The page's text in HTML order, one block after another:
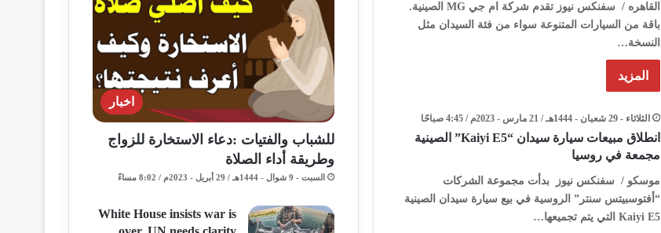
القاهره / سفنكس نيوز تقدم شركة ام جي MG الصينية.
باقة من السيارات المتنوعة سواء من فئة السيدان مثل
النسخة…
المزيد
الثلاثاء - 29 شعبان - 1444هـ / 21 مارس - 2023م / 4:45 صباحًا
انطلاق مبيعات سيارة سيدان “Kaiyi E5” الصينية
مجمعة في روسيا
موسكو / سفنكس نيوز بدأت مجموعة الشركات
“أفتوسبيتس سنتر” الروسية في بيع سيارة سيدان الصينية
Kaiyi E5 التي يتم تجميعها…
اخبار
للشباب والفتيات :دعاء الاستخارة للزواج
وطريقة أداء الصلاة
السبت - 9 شوال - 1444هـ / 29 أبريل - 2023م / 8:02 مساءً
White House insists war is